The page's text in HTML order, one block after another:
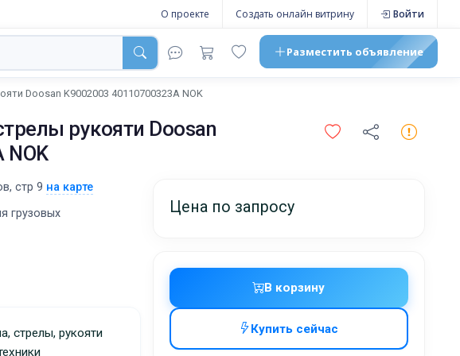
О проекте Создать онлайн витрину Войти
Разместить объявление
Doosan K9002003 40110700323A NOK
рукояти Doosan
NOK
Цена по запросу
В корзину
Купить сейчас
стр 9 на карте
грузовых